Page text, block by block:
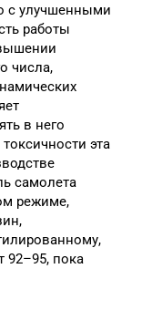
с улучшенными
работы
числа,
в него
эта
самолета
режиме,
92–95, пока